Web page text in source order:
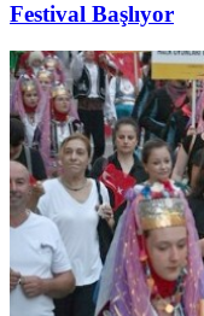
Festival Başlıyor